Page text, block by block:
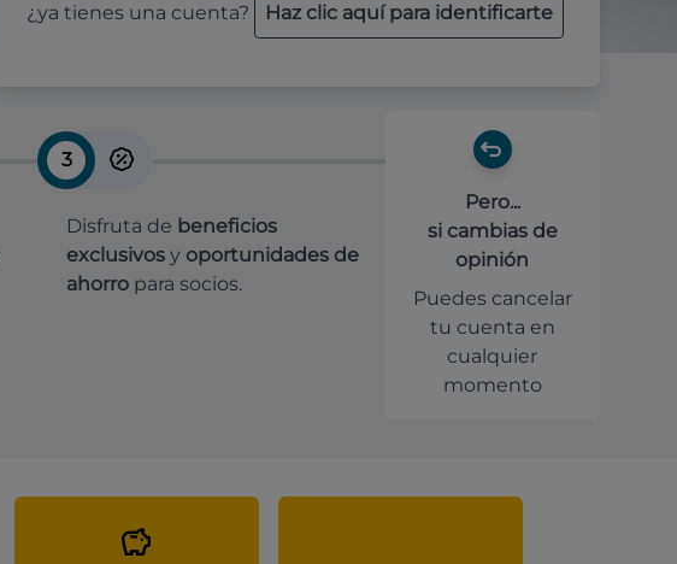
¿ya tienes una cuenta? Haz clic aquí para identificarte
3
Disfruta de beneficios
exclusivos y oportunidades de
ahorro para socios.
Pero...
si cambias de
opinión
Puedes cancelar
tu cuenta en
cualquier
momento